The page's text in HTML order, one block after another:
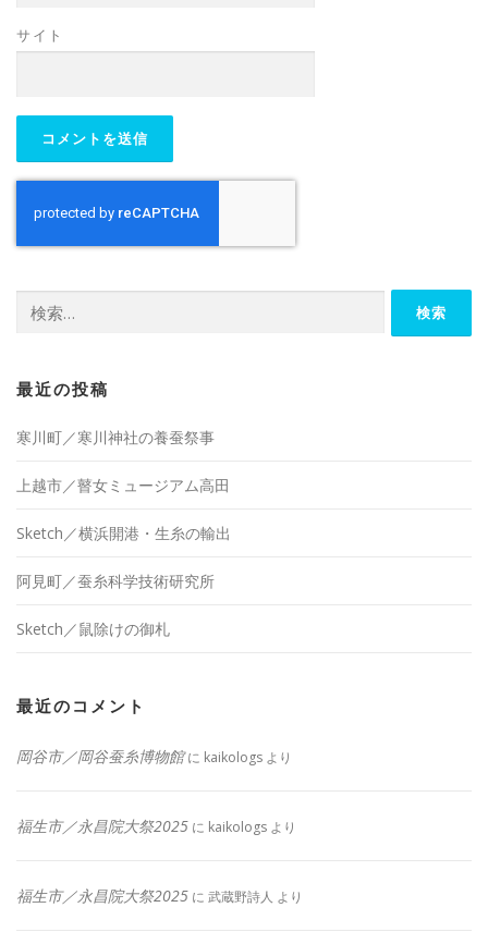
サイト
索:
最近の投稿
寒川町／寒川神社の養蚕祭事
上越市／瞽女ミュージアム高田
Sketch／横浜開港・生糸の輸出
阿見町／蚕糸科学技術研究所
Sketch／鼠除けの御札
最近のコメント
岡谷市／岡谷蚕糸博物館に kaikologs より
福生市／永昌院大祭2025 に kaikologs より
福生市／永昌院大祭2025 に 武蔵野詩人 より